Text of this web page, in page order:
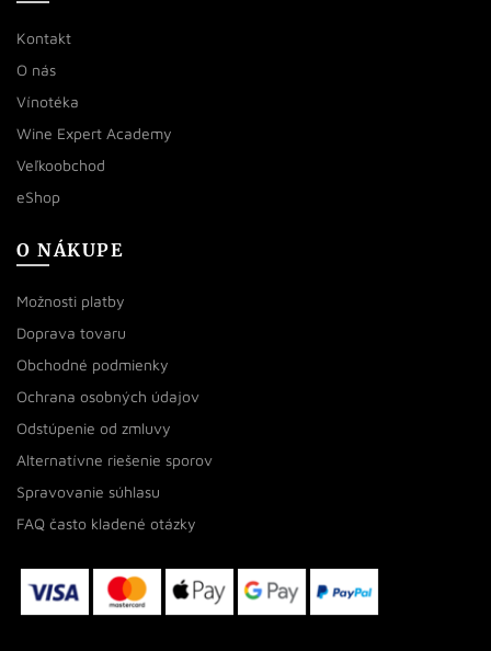
Kontakt
O nás
Vínotéka
Wine Expert Academy
Veľkoobchod
eShop
O NÁKUPE
Možnosti platby
Doprava tovaru
Obchodné podmienky
Ochrana osobných údajov
Odstúpenie od zmluvy
Alternatívne riešenie sporov
Spravovanie súhlasu
FAQ často kladené otázky